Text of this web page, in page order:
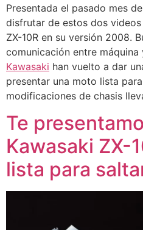
Presentada el pasado mes
disfrutar de estos dos
ZX-10R en su versión 2008.
comunicación entre
Kawasaki han vuelto a dar
presentar una moto lista
modificaciones de chasis
Te
Kawasaki ZX-
lista para